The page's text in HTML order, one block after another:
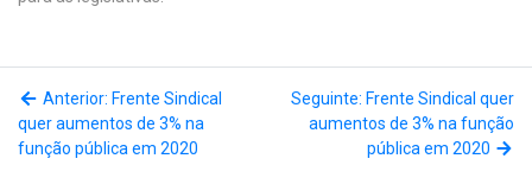
Anterior: Frente Sindical
quer aumentos de 3% na
função pública em 2020
Seguinte: Frente Sindical quer
aumentos de 3% na função
pública em 2020